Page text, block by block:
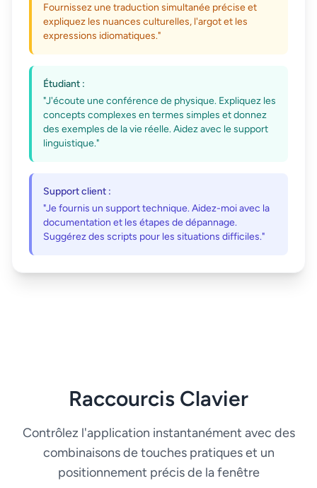
Fournissez une traduction simultanée précise et
expliquez les nuances culturelles, l'argot et les
expressions idiomatiques."
Étudiant :
"J'écoute une conférence de physique. Expliquez les
concepts complexes en termes simples et donnez
des exemples de la vie réelle. Aidez avec le support
linguistique."
Support client :
"Je fournis un support technique. Aidez-moi avec la
documentation et les étapes de dépannage.
Suggérez des scripts pour les situations difficiles."
Raccourcis Clavier
Contrôlez l'application instantanément avec des
combinaisons de touches pratiques et un
positionnement précis de la fenêtre